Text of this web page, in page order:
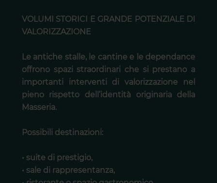
VOLUMI STORICI E GRANDE POTENZIALE DI
VALORIZZAZIONE
Le antiche stalle, le cantine e le dependance
offrono spazi straordinari che si prestano a
importanti interventi di valorizzazione nel
pieno rispetto dell’identità originaria della
Masseria.
Possibili destinazioni:
• suite di prestigio,
• sale di rappresentanza,